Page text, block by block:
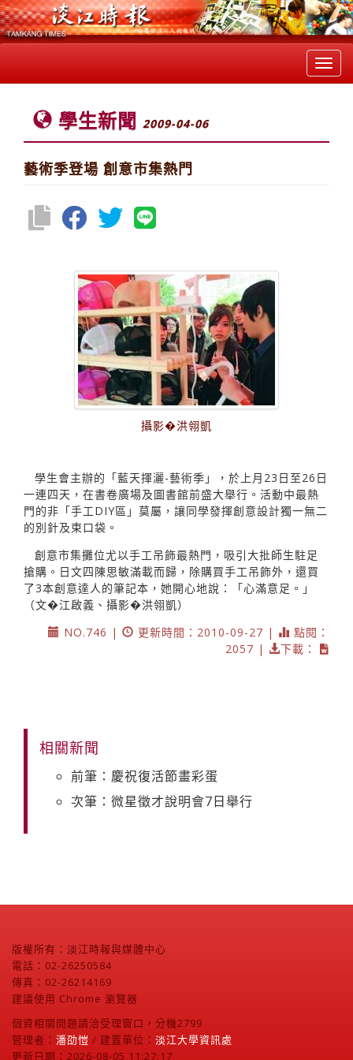
學生新聞 2009-04-06
藝術季登場 創意市集熱門
攝影�洪翎凱
學生會主辦的「藍天揮灑-藝術季」，於上月23日至26日
一連四天，在書卷廣場及圖書館前盛大舉行。活動中最熱
門的非「手工DIY區」莫屬，讓同學發揮創意設計獨一無二
的別針及束口袋。
創意市集攤位尤以手工吊飾最熱門，吸引大批師生駐足
搶購。日文四陳思敏滿載而歸，除購買手工吊飾外，還買
了3本創意達人的筆記本，她開心地說：「心滿意足。」
（文�江啟義、攝影�洪翎凱）
NO.746 |
更新時間：2010-09-27 |
點閱：
2057 |
下載：
相關新聞
前筆：慶祝復活節畫彩蛋
次筆：微星徵才說明會7日舉行
版權所有：淡江時報與媒體中心
電話：02-26250584
傳真：02-26214169
建議使用 Chrome 瀏覽器
個資相關問題請洽受理窗口，分機2799
管理者： 潘劭愷 / 建置單位： 淡江大學資訊處
更新日期：2026-08-05 11:27:17